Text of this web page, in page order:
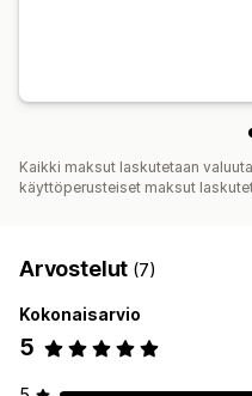
Kaikki maksut laskutetaan
käyttöperusteiset maksut
Arvostelut (7)
Kokonaisarvio
5